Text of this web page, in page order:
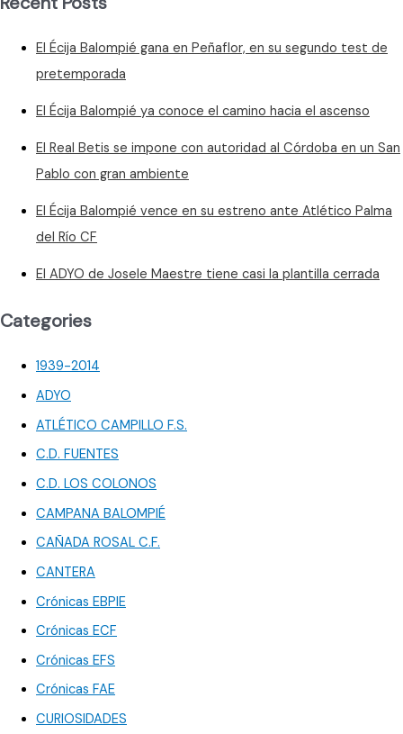
inicio
El Écija Balompié gana en Peñaflor, en su segundo test de
pretemporada
El Écija Balompié ya conoce el camino hacia el ascenso
El Real Betis se impone con autoridad al Córdoba en un San
Pablo con gran ambiente
El Écija Balompié vence en su estreno ante Atlético Palma
del Río CF
El ADYO de Josele Maestre tiene casi la plantilla cerrada
Categories
1939-2014
ADYO
ATLÉTICO CAMPILLO F.S.
C.D. FUENTES
C.D. LOS COLONOS
CAMPANA BALOMPIÉ
CAÑADA ROSAL C.F.
CANTERA
Crónicas EBPIE
Crónicas ECF
Crónicas EFS
Crónicas FAE
CURIOSIDADES